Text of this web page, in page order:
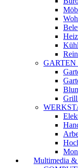
GARTEN
Multimedia